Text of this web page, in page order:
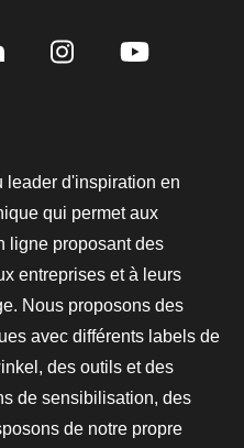
leader d'inspiration en
qui permet aux
ligne proposant des
entreprises et à leurs
Nous proposons des
avec différents labels de
des outils et des
de sensibilisation, des
de notre propre